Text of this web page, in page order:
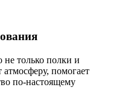
не только полки и
помогает
по-настоящему